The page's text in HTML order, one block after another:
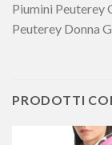
Piumini Peuterey
Peuterey Donna
PRODOTTI